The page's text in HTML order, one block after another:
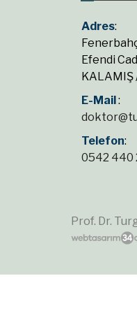
Adres:
Efendi
KALAMIŞ
E-Mail:
Telefon:
0542 440
Prof. Dr.